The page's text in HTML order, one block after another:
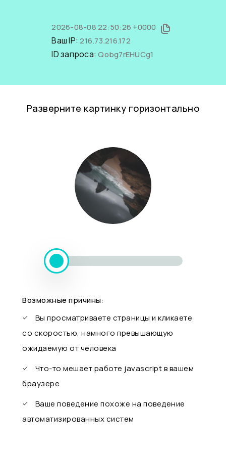
2026-08-08 22:50:26 +0000
Ваш IP:216.73.216.172
ID запроса:Qobg7rEHUCg1
Разверните картинку горизонтально
Возможные причины:
Вы просматриваете страницы и кликаете
со скоростью, намного превышающую
ожидаемую от человека
Что-то мешает работе javascript в вашем
браузере
Ваше поведение похоже на поведение
автоматизированных систем